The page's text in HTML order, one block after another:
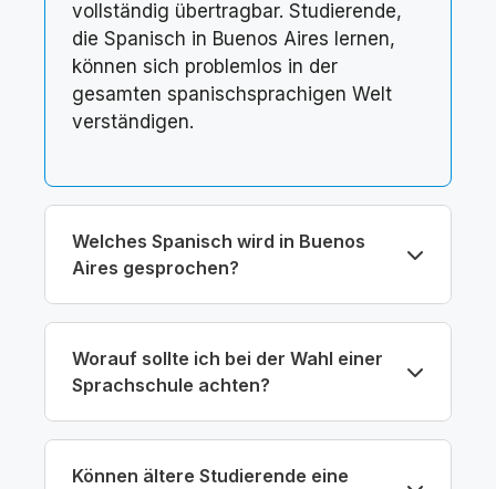
vollständig übertragbar. Studierende,
die Spanisch in Buenos Aires lernen,
können sich problemlos in der
gesamten spanischsprachigen Welt
verständigen.
Welches Spanisch wird in Buenos
Aires gesprochen?
Worauf sollte ich bei der Wahl einer
Sprachschule achten?
Können ältere Studierende eine